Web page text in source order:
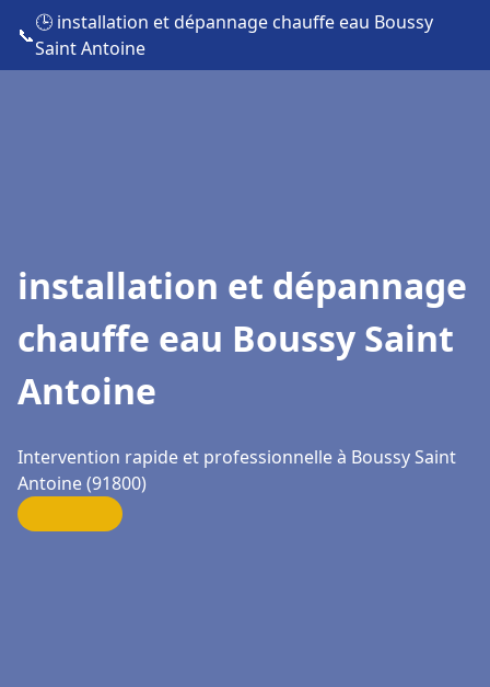
📞
🕒 installation et dépannage chauffe eau Boussy
Saint Antoine
installation et dépannage
chauffe eau Boussy Saint
Antoine
Intervention rapide et professionnelle à Boussy Saint
Antoine (91800)